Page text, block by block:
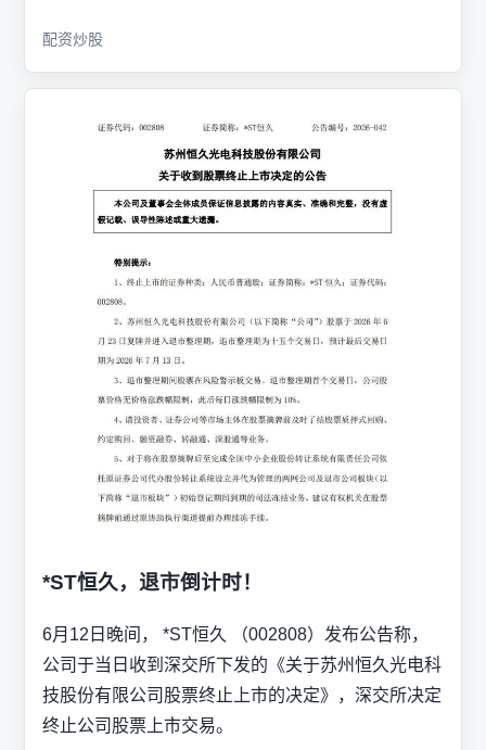
配资炒股
*ST恒久，退市倒计时！
6月12日晚间， *ST恒久 （002808）发布公告称，
公司于当日收到深交所下发的《关于苏州恒久光电科
技股份有限公司股票终止上市的决定》，深交所决定
终止公司股票上市交易。